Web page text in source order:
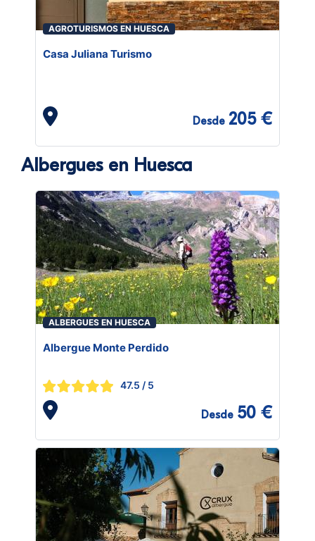
AGROTURISMOS EN HUESCA
Casa Juliana Turismo
Desde 205 €
Albergues en Huesca
ALBERGUES EN HUESCA
Albergue Monte Perdido
47.5 / 5
Desde 50 €